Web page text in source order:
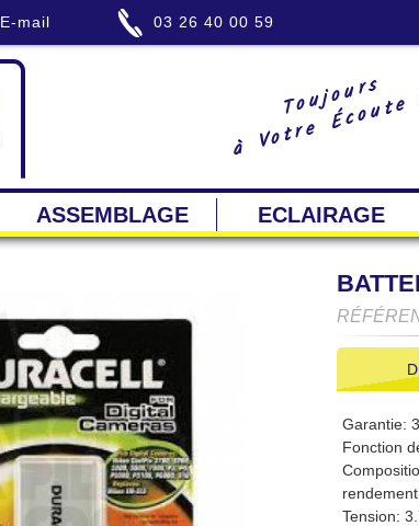
E-mail 03 26 40 00 59
Toujours
à Votre
ASSEMBLAGE ECLAIRAGE
Garantie:
Fonction
Tension: